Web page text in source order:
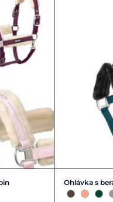
Ohlávka s